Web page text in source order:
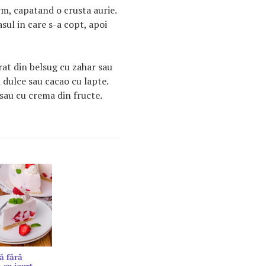
capatand o crusta aurie.
in care s-a copt, apoi
din belsug cu zahar sau
sau cacao cu lapte.
cu crema din fructe.
fără